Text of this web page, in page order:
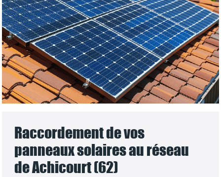
Raccordement de vos
panneaux solaires au réseau
de Achicourt (62)